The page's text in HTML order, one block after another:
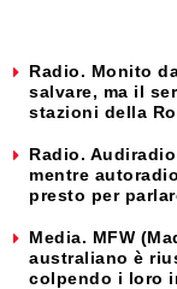
Radio. Monito
salvare, ma il
stazioni della
Radio.
mentre
presto per
Media. MFW
australiano è
colpendo i loro